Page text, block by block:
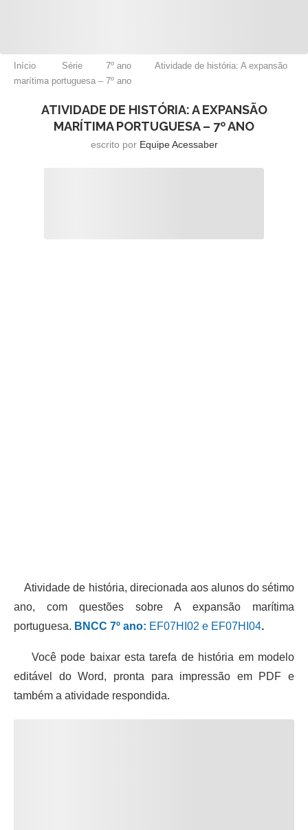
Início Série 7º ano
Atividade de história: A expansão
marítima portuguesa – 7º ano
ATIVIDADE DE HISTÓRIA: A EXPANSÃO
MARÍTIMA PORTUGUESA – 7º ANO
escrito por Equipe Acessaber
Atividade de história, direcionada aos alunos do sétimo
ano, com questões sobre A expansão marítima
portuguesa. BNCC 7º ano: EF07HI02 e EF07HI04.
Você pode baixar esta tarefa de história em modelo
editável do Word, pronta para impressão em PDF e
também a atividade respondida.